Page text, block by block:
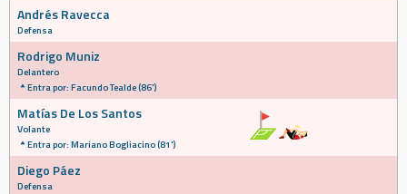
Andrés Ravecca
Defensa
Rodrigo Muniz
Delantero
Entra por: Facundo Tealde (86')
Matías De Los Santos
Volante
Entra por: Mariano Bogliacino (81')
Diego Páez
Defensa